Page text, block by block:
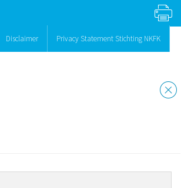
Disclaimer Privacy Statement Stichting NKFK